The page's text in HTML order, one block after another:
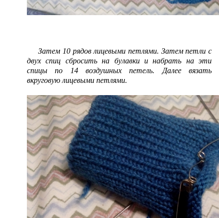
Затем 10 рядов лицевыми петлями. Затем петли с
двух спиц сбросить на булавки и набрать на эти
спицы по 14 воздушных петель. Далее вязать
вкруговую лицевыми петлями.